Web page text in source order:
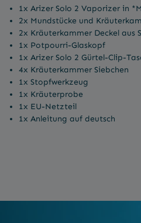
1x Arizer Solo 2 Vaporizer in
2x Mundstücke und
2x Kräuterkammer Deckel aus
1x Potpourri-Glaskopf
1x Arizer Solo 2 Gürtel-Clip-
4x Kräuterkammer Siebchen
1x Stopfwerkzeug
1x Kräuterprobe
1x EU-Netzteil
1x Anleitung auf deutsch